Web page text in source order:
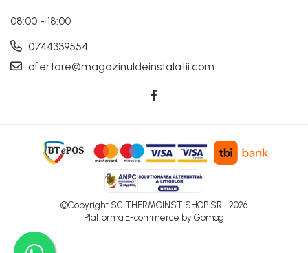
08:00 - 18:00
0744339554
ofertare@magazinuldeinstalatii.com
©Copyright SC THERMOINST SHOP SRL 2026
Platforma E-commerce by Gomag